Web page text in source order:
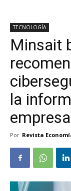
TECNOLOGÍA
Minsait
la
Por Revista